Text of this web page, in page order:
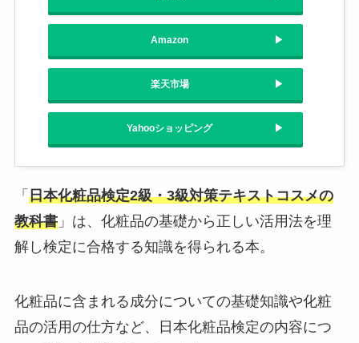
Amazon
楽天市場
Yahooショッピング
「 日本化粧品検定2級・3級対策テキストコスメの
教科書」は、化粧品の基礎から正しい活用法を理
解し検定に合格する知識を得られる本。
化粧品に含まれる成分についての基礎知識や化粧
品の活用の仕方など、日本化粧品検定の内容につ